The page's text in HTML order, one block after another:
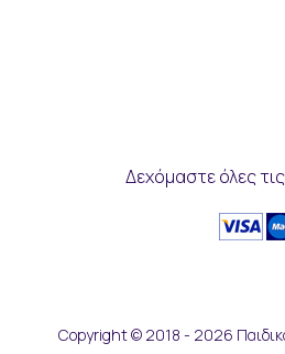
Δεχόμαστε όλες
Copyright © 2018 - 2026